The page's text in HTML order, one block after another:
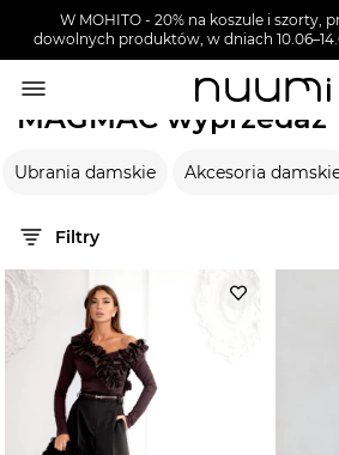
W MOHITO - 20% na koszule i szorty,
dowolnych produktów, w dniach
Wyprzedaże
MAGMAC wyprzedaż
Ubrania damskie Akcesoria
Filtry